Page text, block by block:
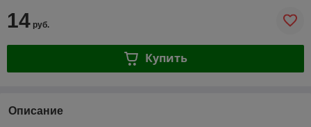
14 руб.
Купить
Описание